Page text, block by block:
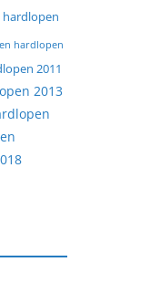
hardlopen
2011
2013